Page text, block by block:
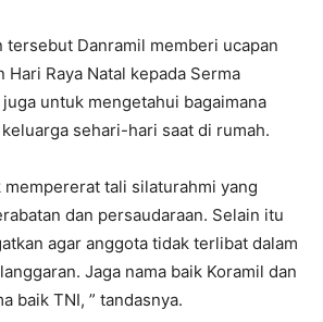
tersebut Danramil memberi ucapan
Hari Raya Natal kepada Serma
untuk mengetahui bagaimana
sehari-hari saat di rumah.
mempererat tali silaturahmi yang
dan persaudaraan. Selain itu
agar anggota tidak terlibat dalam
Jaga nama baik Koramil dan
baik TNI, ” tandasnya.